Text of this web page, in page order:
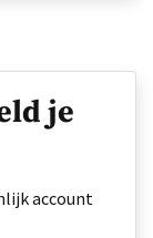
je
account